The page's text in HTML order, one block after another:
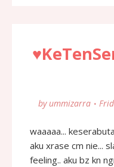
by ummizarra
waaaaa...
aku xrase cm nie...
feeling.. aku bz kn